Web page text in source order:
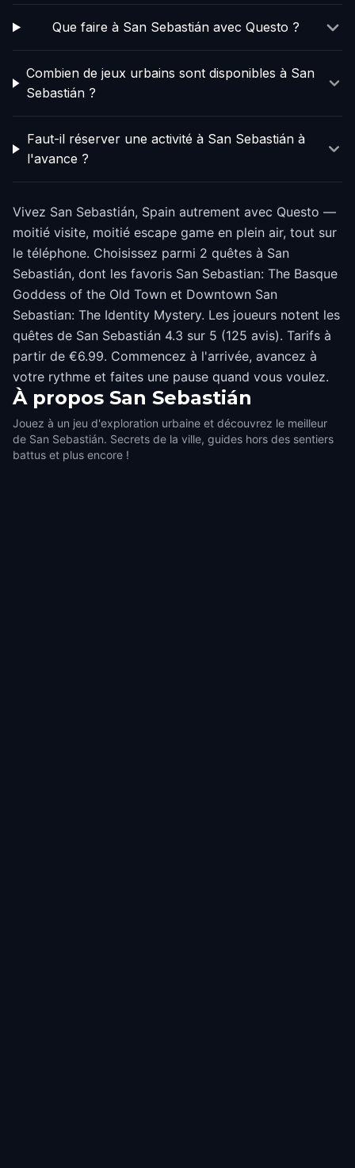
Que faire à San Sebastián avec Questo ?
Combien de jeux urbains sont disponibles à San
Sebastián ?
Faut-il réserver une activité à San Sebastián à
l'avance ?
Vivez San Sebastián, Spain autrement avec Questo —
moitié visite, moitié escape game en plein air, tout sur
le téléphone. Choisissez parmi 2 quêtes à San
Sebastián, dont les favoris San Sebastian: The Basque
Goddess of the Old Town et Downtown San
Sebastian: The Identity Mystery. Les joueurs notent les
quêtes de San Sebastián 4.3 sur 5 (125 avis). Tarifs à
partir de €6.99. Commencez à l'arrivée, avancez à
votre rythme et faites une pause quand vous voulez.
À propos San Sebastián
Jouez à un jeu d'exploration urbaine et découvrez le meilleur
de San Sebastián. Secrets de la ville, guides hors des sentiers
battus et plus encore !